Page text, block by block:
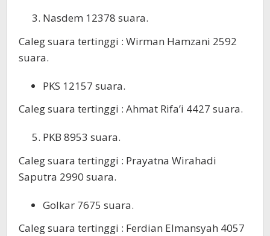
Nasdem 12378 suara.
Caleg suara tertinggi : Wirman Hamzani 2592
suara.
PKS 12157 suara.
Caleg suara tertinggi : Ahmat Rifa’i 4427 suara.
PKB 8953 suara.
Caleg suara tertinggi : Prayatna Wirahadi
Saputra 2990 suara.
Golkar 7675 suara.
Caleg suara tertinggi : Ferdian Elmansyah 4057